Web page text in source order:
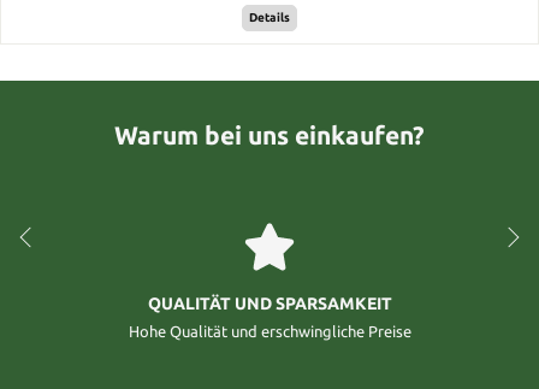
Details
Warum bei uns einkaufen?
QUALITÄT UND SPARSAMKEIT
Hohe Qualität und erschwingliche Preise